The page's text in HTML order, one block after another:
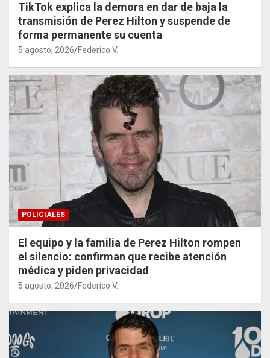
TikTok explica la demora en dar de baja la
transmisión de Perez Hilton y suspende de
forma permanente su cuenta
5 agosto, 2026 Federico V.
POLICIALES
El equipo y la familia de Perez Hilton rompen
el silencio: confirman que recibe atención
médica y piden privacidad
5 agosto, 2026 Federico V.